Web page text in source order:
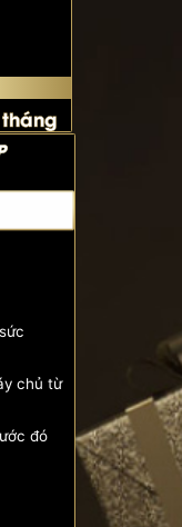
chủ từ
đó